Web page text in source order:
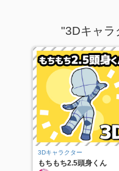
"3Dキャラ
3Dキャラクター
もちもち2.5頭身くん